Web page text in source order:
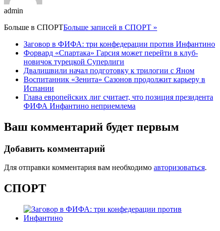
admin
Больше в СПОРТБольше записей в СПОРТ »
Заговор в ФИФА: три конфедерации против Инфантино
Форвард «Спартака» Гарсия может перейти в клуб-
новичок турецкой Суперлиги
Двалишвили начал подготовку к трилогии с Яном
Воспитанник «Зенита» Сазонов продолжит карьеру в
Испании
Глава европейских лиг считает, что позиция президента
ФИФА Инфантино неприемлема
Ваш комментарий будет первым
Добавить комментарий
Для отправки комментария вам необходимо авторизоваться.
СПОРТ